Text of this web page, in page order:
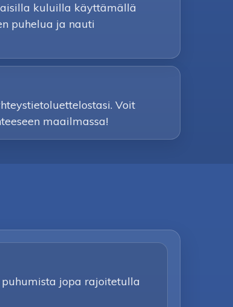
kuluilla käyttämällä
puhelua ja nauti
Voit
maailmassa!
jopa rajoitetulla